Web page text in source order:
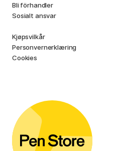
Bli förhandler
Sosialt ansvar
Kjøpsvilkår
Personvernerklæring
Cookies